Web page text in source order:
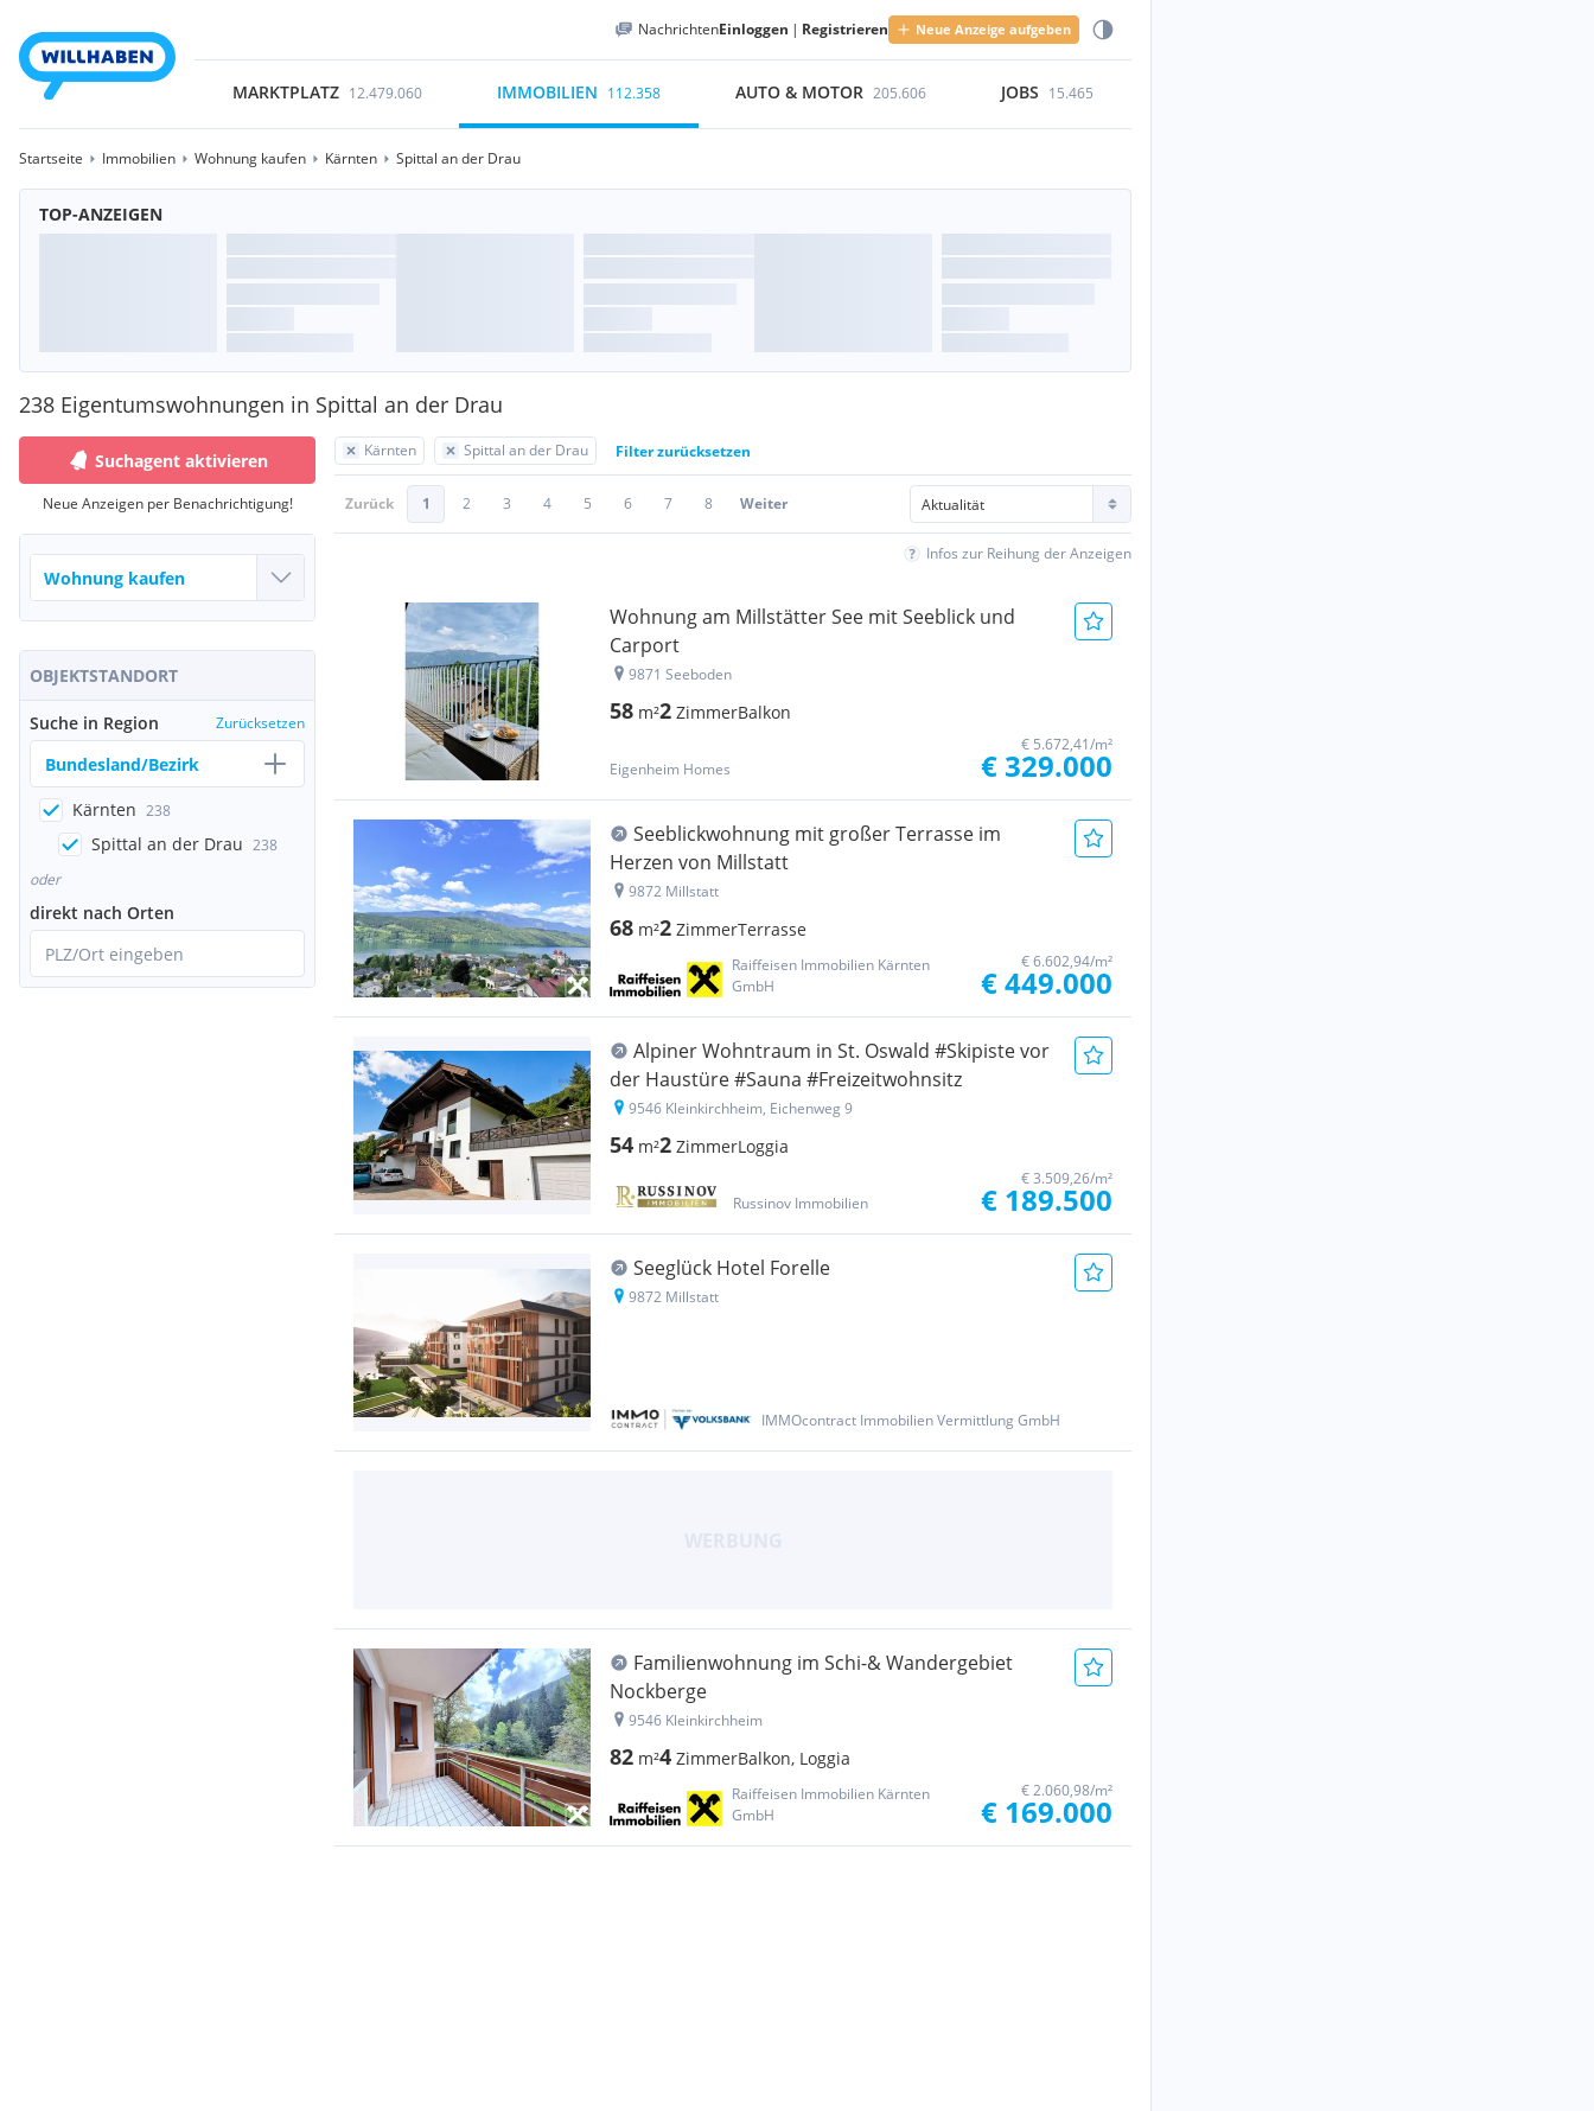
NachrichtenEinloggen | Registrieren Neue Anzeige aufgeben
MARKTPLATZ 12.479.060 IMMOBILIEN 112.358 AUTO & MOTOR 205.606 JOBS 15.465
Startseite Immobilien Wohnung kaufen Kärnten Spittal an der Drau
TOP-ANZEIGEN
238 Eigentumswohnungen in Spittal an der Drau
Suchagent aktivieren
Neue Anzeigen per Benachrichtigung!
OBJEKTSTANDORT
Suche in Region Zurücksetzen
Bundesland/Bezirk
Kärnten 238
Spittal an der Drau 238
oder
direkt nach Orten
PLZ/Ort eingeben
Kärnten Spittal an der Drau Filter zurücksetzen
Zurück 1 2 3 4 5 6 7 8 Weiter
Infos zur Reihung der Anzeigen
Wohnung am Millstätter See mit Seeblick und
Carport
9871 Seeboden
58 m²2 ZimmerBalkon
Eigenheim Homes
€ 5.672,41/m²
€ 329.000
Seeblickwohnung mit großer Terrasse im
Herzen von Millstatt
9872 Millstatt
68 m²2 ZimmerTerrasse
Raiffeisen Immobilien Kärnten
GmbH
€ 6.602,94/m²
€ 449.000
Alpiner Wohntraum in St. Oswald #Skipiste vor
der Haustüre #Sauna #Freizeitwohnsitz
9546 Kleinkirchheim, Eichenweg 9
54 m²2 ZimmerLoggia
Russinov Immobilien
€ 3.509,26/m²
€ 189.500
Seeglück Hotel Forelle
9872 Millstatt
IMMOcontract Immobilien Vermittlung GmbH
Familienwohnung im Schi-& Wandergebiet
Nockberge
9546 Kleinkirchheim
82 m²4 ZimmerBalkon, Loggia
Raiffeisen Immobilien Kärnten
GmbH
€ 2.060,98/m²
€ 169.000